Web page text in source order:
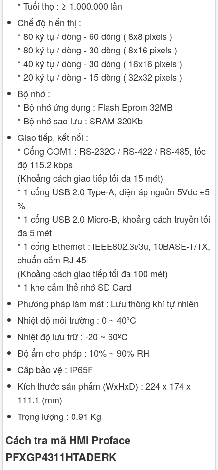
* Tuổi thọ : ≥ 1.000.000 lần
Chế độ hiển thị :
* 80 ký tự / dòng - 60 dòng ( 8x8 pixels )
* 80 ký tự / dòng - 30 dòng ( 8x16 pixels )
* 40 ký tự / dòng - 30 dòng ( 16x16 pixels )
* 20 ký tự / dòng - 15 dòng ( 32x32 pixels )
Bộ nhớ :
* Bộ nhớ ứng dụng : Flash Eprom 32MB
* Bộ nhớ sao lưu : SRAM 320Kb
Giao tiếp, kết nối :
* Cổng COM1 : RS-232C / RS-422 / RS-485, tốc
độ 115.2 kbps
(Khoảng cách giao tiếp tối đa 15 mét)
* 1 cổng USB 2.0 Type-A, điện áp nguồn 5Vdc ±5
%
* 1 cổng USB 2.0 Micro-B, khoảng cách truyền tối
đa 5 mét
* 1 cổng Ethernet : IEEE802.3i/3u, 10BASE-T/TX,
chuẩn cắm RJ-45
(Khoảng cách giao tiếp tối đa 100 mét)
* 1 khe cắm thẻ nhớ SD Card
Phương pháp làm mát : Lưu thông khí tự nhiên
Nhiệt độ môi trường : 0 ~ 40ºC
Nhiệt độ lưu trữ : -20 ~ 60ºC
Độ ẩm cho phép : 10% ~ 90% RH
Cấp bảo vệ : IP65F
Kích thước sản phẩm (WxHxD) : 224 x 174 x
111.1 (mm)
Trọng lượng : 0.91 Kg
Cách tra mã HMI Proface
PFXGP4311HTADERK